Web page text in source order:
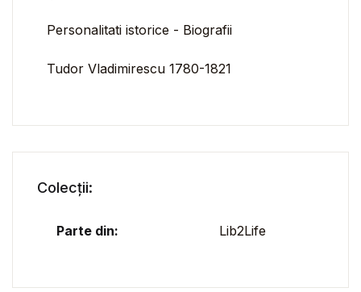
Personalitati istorice - Biografii
Tudor Vladimirescu 1780-1821
Colecții:
Parte din: Lib2Life